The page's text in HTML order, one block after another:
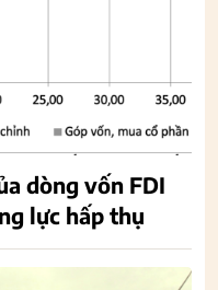
dòng vốn FDI
lực hấp thụ